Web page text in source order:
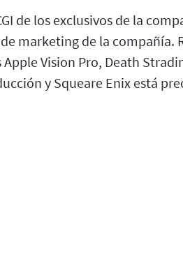
de los exclusivos de la
marketing de la compañía.
Vision Pro, Death
y Squeare Enix está